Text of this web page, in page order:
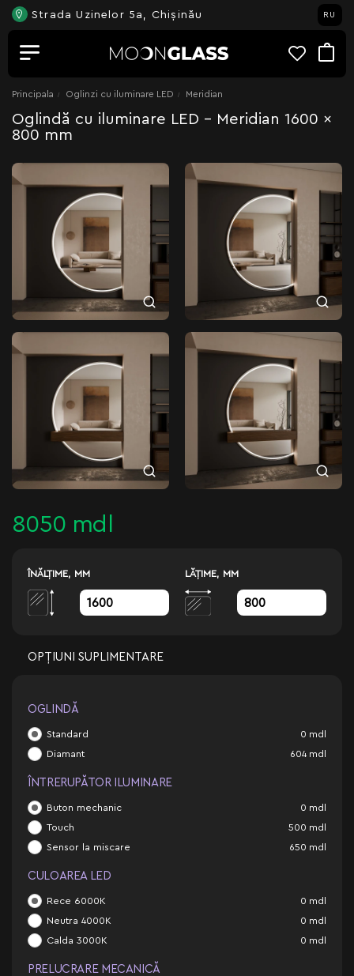
Strada Uzinelor 5a, Chișinău RU
Principala Oglinzi cu iluminare LED Meridian
Oglindă cu iluminare LED - Meridian 1600 x
800 mm
8050 mdl
ÎNĂLŢIME, MM LĂŢIME, MM
OPȚIUNI SUPLIMENTARE
OGLINDĂ
Standard 0 mdl
Diamant 604mdl
ÎNTRERUPĂTOR ILUMINARE
Buton mechanic 0 mdl
Touch 500 mdl
Sensor la miscare 650 mdl
CULOAREA LED
Rece 6000K 0 mdl
Neutra 4000K 0 mdl
Calda 3000K 0 mdl
PRELUCRARE MECANICĂ